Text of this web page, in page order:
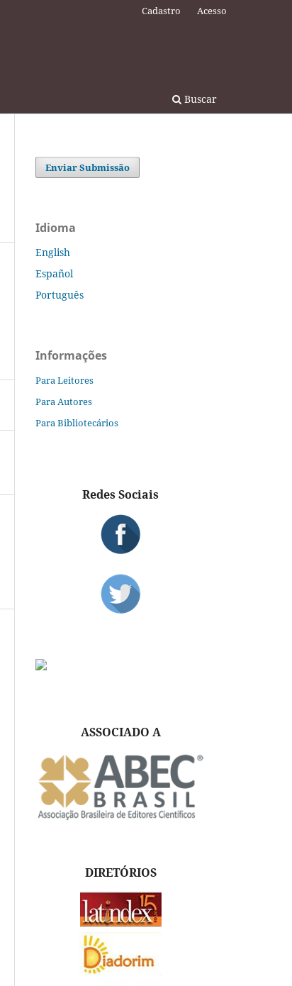
Buscar
Cadastro Acesso
Enviar Submissão
Idioma
English
Español
Português
Informações
Para Leitores
Para Autores
Para Bibliotecários
Redes Sociais
ASSOCIADO A
DIRETÓRIOS